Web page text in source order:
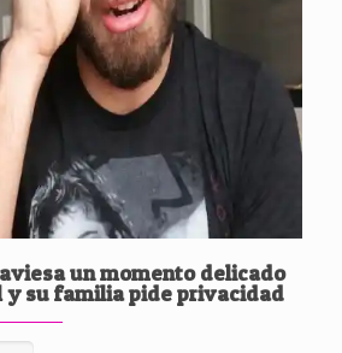
un momento delicado
y su familia pide privacidad